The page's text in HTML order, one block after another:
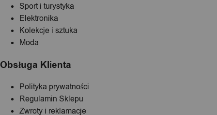
Sport i turystyka
Elektronika
Kolekcje i sztuka
Moda
Obsługa Klienta
Polityka prywatności
Regulamin Sklepu
Zwroty i reklamacje